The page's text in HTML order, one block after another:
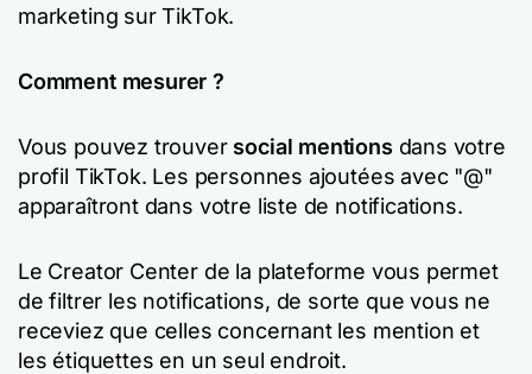
marketing sur TikTok.
Comment mesurer ?
Vous pouvez trouversocial mentions dans votre
profil TikTok. Les personnes ajoutées avec "@"
apparaîtront dans votre liste de notifications.
Le Creator Center de la plateforme vous permet
de filtrer les notifications, de sorte que vous ne
receviez que celles concernant les mention et
les étiquettes en un seul endroit.